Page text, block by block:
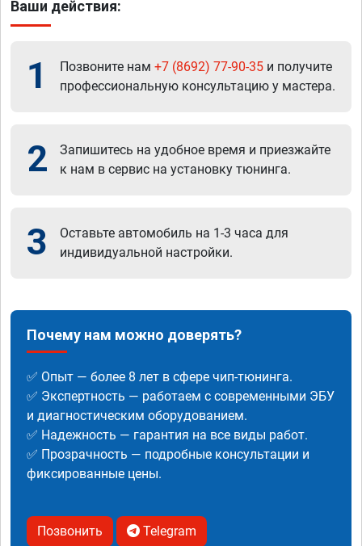
Ваши действия:
1 Позвоните нам +7 (8692) 77-90-35 и получите
профессиональную консультацию у мастера.
2
Запишитесь на удобное время и приезжайте
к нам в сервис на установку тюнинга.
3
Оставьте автомобиль на 1-3 часа для
индивидуальной настройки.
Почему нам можно доверять?
✅ Опыт — более 8 лет в сфере чип-тюнинга.
✅ Экспертность — работаем с современными ЭБУ
и диагностическим оборудованием.
✅ Надежность — гарантия на все виды работ.
✅ Прозрачность — подробные консультации и
фиксированные цены.
Позвонить Telegram